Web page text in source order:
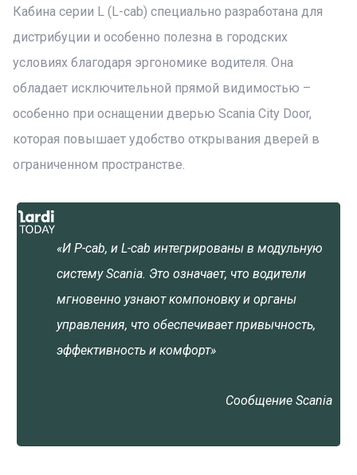
Кабина серии L (L-cab) специально разработана для
дистрибуции и особенно полезна в городских
условиях благодаря эргономике водителя. Она
обладает исключительной прямой видимостью –
особенно при оснащении дверью Scania City Door,
которая повышает удобство открывания дверей в
ограниченном пространстве.
«И P-cab, и L-cab интегрированы в модульную
систему Scania. Это означает, что водители
мгновенно узнают компоновку и органы
управления, что обеспечивает привычность,
эффективность и комфорт»
Сообщение Scania